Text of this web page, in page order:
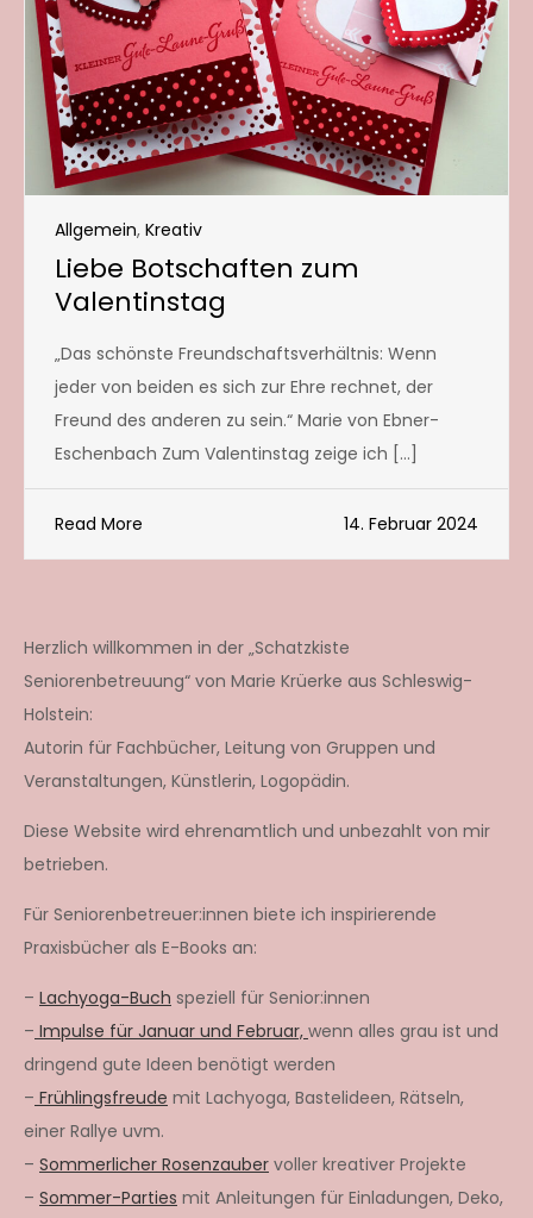
Allgemein, Kreativ
Liebe Botschaften zum
Valentinstag
„Das schönste Freundschaftsverhältnis: Wenn
jeder von beiden es sich zur Ehre rechnet, der
Freund des anderen zu sein.“ Marie von Ebner-
Eschenbach Zum Valentinstag zeige ich […]
Read More 14. Februar 2024
Herzlich willkommen in der „Schatzkiste
Seniorenbetreuung“ von Marie Krüerke aus Schleswig-
Holstein:
Autorin für Fachbücher, Leitung von Gruppen und
Veranstaltungen, Künstlerin, Logopädin.
Diese Website wird ehrenamtlich und unbezahlt von mir
betrieben.
Für Seniorenbetreuer:innen biete ich inspirierende
Praxisbücher als E-Books an:
– Lachyoga-Buch speziell für Senior:innen
– Impulse für Januar und Februar, wenn alles grau ist und
dringend gute Ideen benötigt werden
– Frühlingsfreude mit Lachyoga, Bastelideen, Rätseln,
einer Rallye uvm.
– Sommerlicher Rosenzauber voller kreativer Projekte
– Sommer-Parties mit Anleitungen für Einladungen, Deko,